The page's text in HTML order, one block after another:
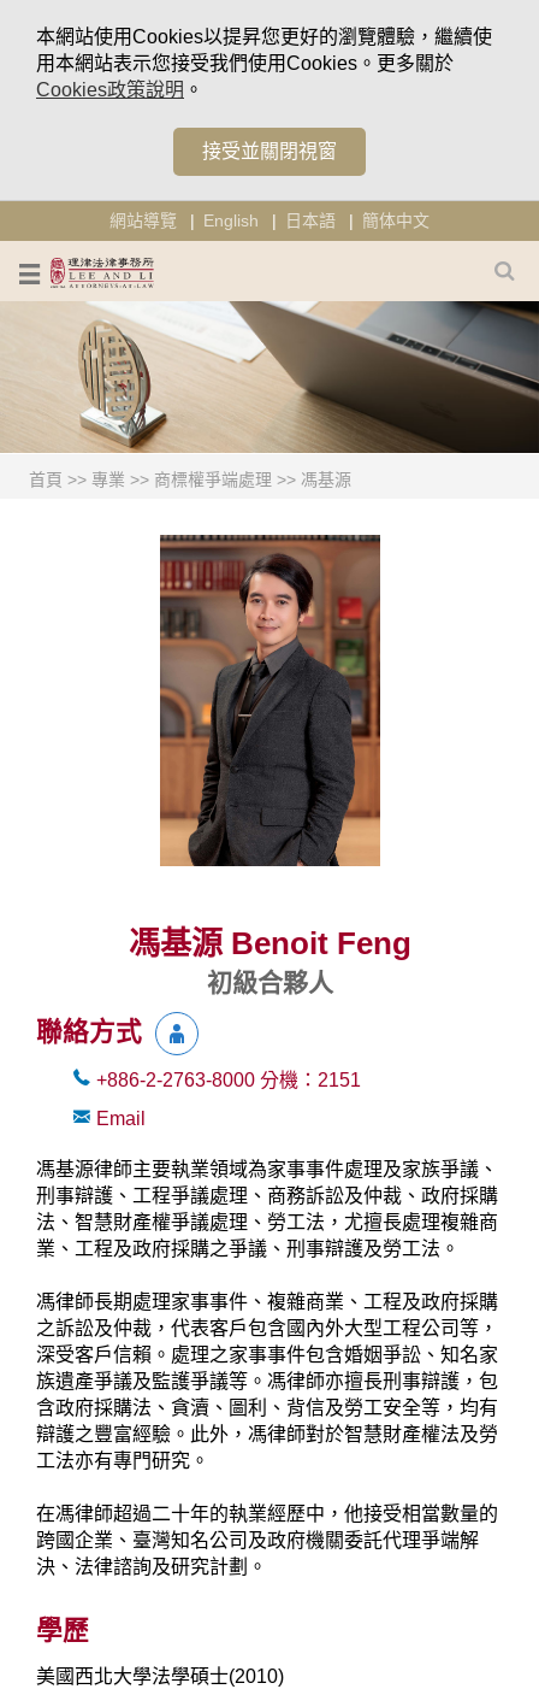
本網站使用Cookies以提昇您更好的瀏覽體驗，繼續使
用本網站表示您接受我們使用Cookies。更多關於
Cookies政策說明 。
接受並關閉視窗
網站導覽 English 日本語 簡体中文
首頁 >> 專業 >> 商標權爭端處理 >> 馮基源
馮基源 Benoit Feng
初級合夥人
聯絡方式
+886-2-2763-8000 分機： 2151
Email
馮基源律師主要執業領域為家事事件處理及家族爭議、
刑事辯護、工程爭議處理、商務訴訟及仲裁、政府採購
法、智慧財產權爭議處理、勞工法，尤擅長處理複雜商
業、工程及政府採購之爭議、刑事辯護及勞工法。
馮律師長期處理家事事件、複雜商業、工程及政府採購
之訴訟及仲裁，代表客戶包含國內外大型工程公司等，
深受客戶信賴。處理之家事事件包含婚姻爭訟、知名家
族遺產爭議及監護爭議等。馮律師亦擅長刑事辯護，包
含政府採購法、貪瀆、圖利、背信及勞工安全等，均有
辯護之豐富經驗。此外，馮律師對於智慧財產權法及勞
工法亦有專門研究。
在馮律師超過二十年的執業經歷中，他接受相當數量的
跨國企業、臺灣知名公司及政府機關委託代理爭端解
決、法律諮詢及研究計劃。
學歷
美國西北大學法學碩士(2010)